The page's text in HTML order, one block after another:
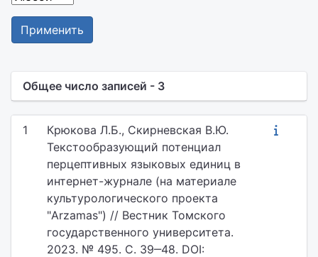
Применить
Общее число записей - 3
1
Крюкова Л.Б., Скирневская В.Ю.
Текстообразующий потенциал
перцептивных языковых единиц в
интернет-журнале (на материале
культурологического проекта
"Arzamas") // Вестник Томского
государственного университета.
2023. № 495. С. 39‒48. DOI: